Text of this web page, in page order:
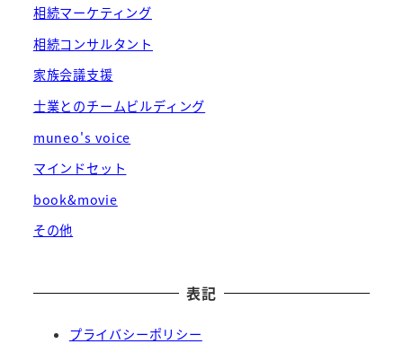
相続マーケティング
相続コンサルタント
家族会議支援
士業とのチームビルディング
muneo's voice
マインドセット
book&movie
その他
表記
プライバシーポリシー